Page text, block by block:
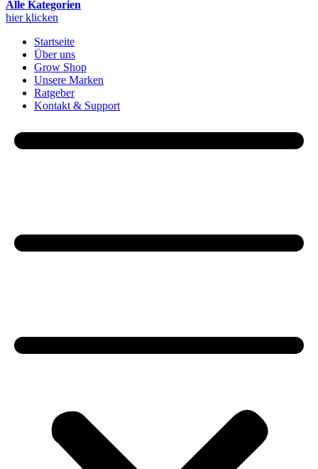
Alle Kategorien
hier klicken
Startseite
Über uns
Grow Shop
Unsere Marken
Ratgeber
Kontakt & Support